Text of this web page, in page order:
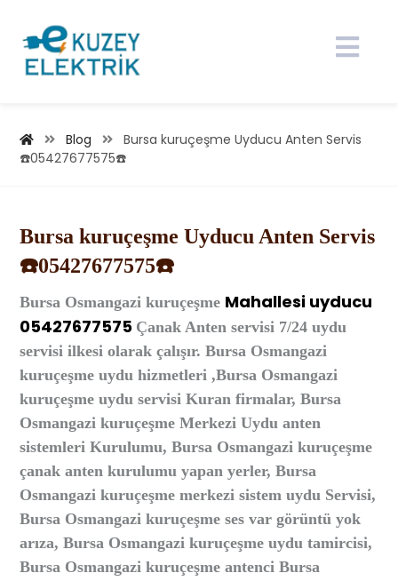
Blog
Bursa kuruçeşme Uyducu Anten Servis
☎️05427677575☎️
Bursa kuruçeşme Uyducu Anten Servis
☎️05427677575☎️
Bursa Osmangazi kuruçeşme Mahallesi uyducu
05427677575 Çanak Antenservisi 7/24 uydu
servisi ilkesi olarak çalışır. Bursa Osmangazi
kuruçeşme uydu hizmetleri ,Bursa Osmangazi
kuruçeşme uydu servisi Kuran firmalar, Bursa
Osmangazi kuruçeşme Merkezi Uydu anten
sistemleri Kurulumu, Bursa Osmangazi kuruçeşme
çanak anten kurulumu yapan yerler, Bursa
Osmangazi kuruçeşme merkezi sistem uydu Servisi,
Bursa Osmangazi kuruçeşme ses var görüntü yok
arıza, Bursa Osmangazi kuruçeşme uydu tamircisi,
Bursa Osmangazi kuruçeşme antenci Bursa